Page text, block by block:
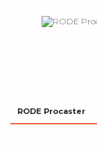
RODE Procaster